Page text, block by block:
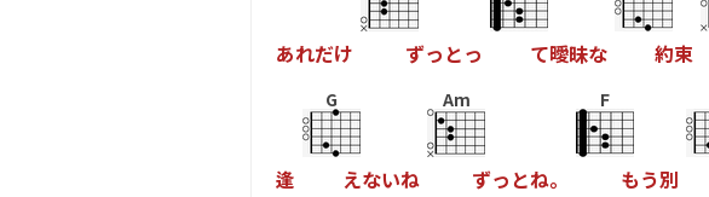
あれだけ ずっ とっ て曖昧な 約束
逢
G
えないね
Am
ずっ とね。
F
もう別